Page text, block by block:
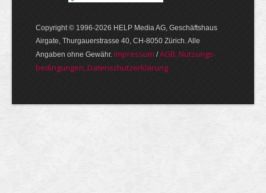
Copyright © 1996-2026 HELP Media AG, Geschäftshaus
Airgate, Thurgauer­strasse 40, CH-8050 Zürich. Alle
Angaben ohne Gewähr. Im­pres­sum /AGB, Nut­zungs­
bedin­gungen, Daten­schutz­er­klärung